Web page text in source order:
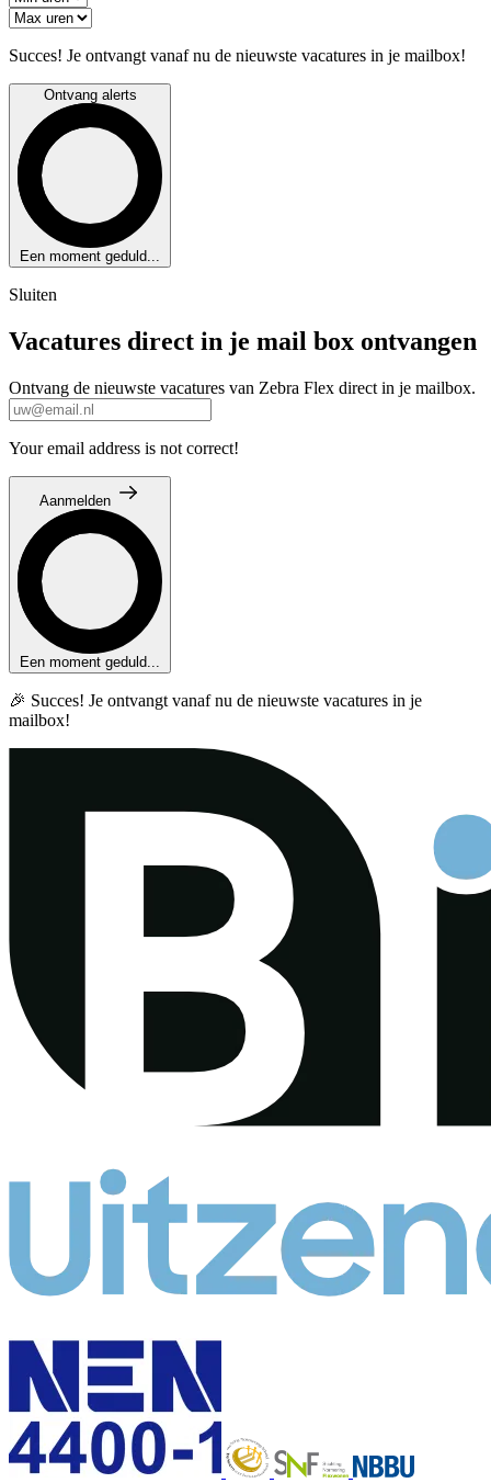
Succes! Je ontvangt vanaf nu de nieuwste vacatures in je mailbox!
Ontvang alerts
Een moment geduld...
Sluiten
Vacatures direct in je mail box ontvangen
Ontvang de nieuwste vacatures van Zebra Flex direct in je mailbox.
Your email address is not correct!
Aanmelden
Een moment geduld...
🎉 Succes! Je ontvangt vanaf nu de nieuwste vacatures in je
mailbox!